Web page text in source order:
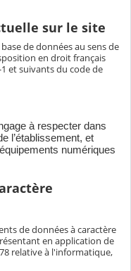
sur le site
de données au sens de
en droit français
et suivants du code de
à respecter dans
l’établissement, et
numériques
de données à caractère
en application de
relative à l'informatique,